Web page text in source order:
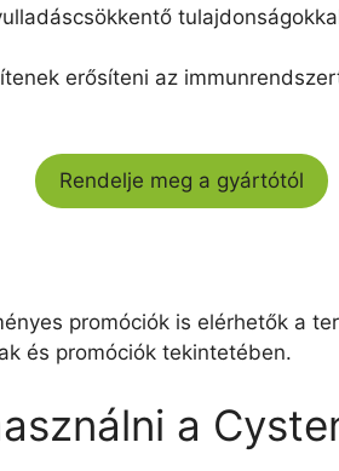
erősíteni az
Rendelje meg a gyártótól
promóciók is elérhetők a
és promóciók tekintetében.
a